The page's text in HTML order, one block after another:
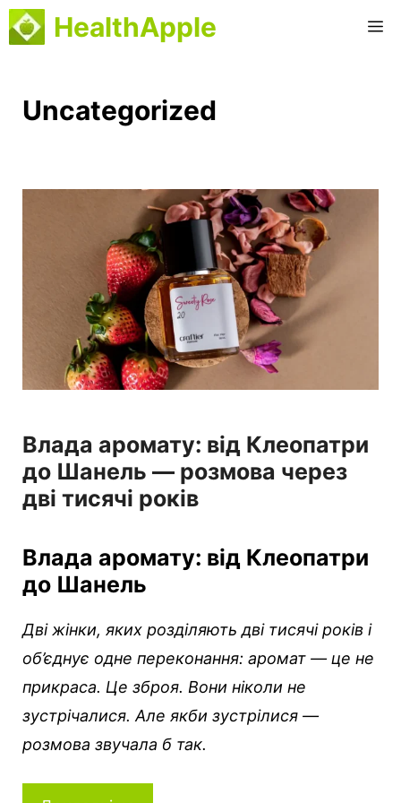
Перейти
до
HealthApple
Uncategorized
Влада аромату: від Клеопатри
до Шанель — розмова через
дві тисячі років
Влада аромату: від Клеопатри
до Шанель
Дві жінки, яких розділяють дві тисячі років і
об’єднує одне переконання: аромат — це не
прикраса. Це зброя. Вони ніколи не
зустрічалися. Але якби зустрілися —
розмова звучала б так.